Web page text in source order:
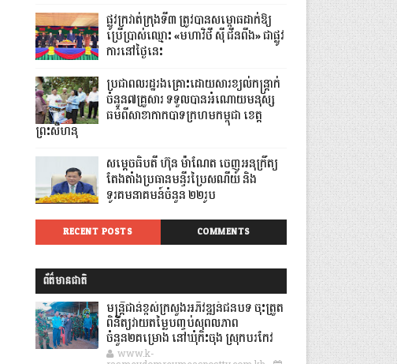
ផ្លូវក្រវាត់ក្រុងទី៣ ត្រូវបានសម្ពោធដាក់ឱ្យ
ប្រើប្រាស់ឈ្មោះ «មហាវិថី ស៊ី ជីនពីង» ជាផ្លូវ
ការនៅថ្ងៃនេះ
ប្រជាពលរដ្ឋរងគ្រោះដោយសារខ្យល់កន្ត្រាក់
ចំនួន៧គ្រួសារ ទទួលបានអំណោយមនុស្ស
ធម៌ពីសាខាកាកបាទក្រហមកម្ពុជា ខេត្ត
ព្រះសីហនុ
សម្តេចធិបតី ហ៊ុន ម៉ាណែត ចេញអនុក្រឹត្យ
តែងតាំងប្រធានមន្ទីរប្រៃសណីយ៍ និង
ទូរគមនាគមន៍ចំនួន ២២រូប
RECENT POSTS COMMENTS
ព័ត៌មានជាតិ
មន្ត្រីជាន់ខ្ពស់ក្រសួងអភិវឌ្ឍន៍ជនបទ ចុះត្រួត
ពិនិត្យវាយតម្លៃបញ្ចប់សុពលភាព
ចំនួន២គម្រោង នៅឃុំកិះចុង ស្រុកបរកែវ
www.k-